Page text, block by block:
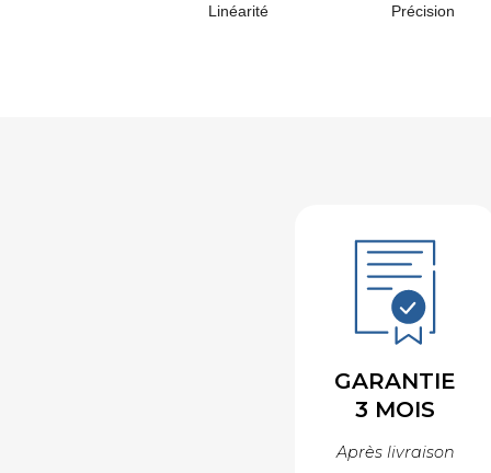
Linéarité Précision
GARANTIE
3 MOIS
Après livraison